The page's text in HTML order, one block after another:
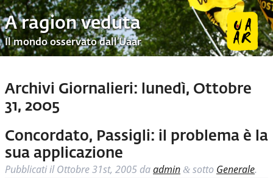
A ragion veduta
Il mondo osservato dall’Uaar
Archivi Giornalieri: lunedì, Ottobre
31, 2005
Concordato, Passigli: il problema è la
sua applicazione
Pubblicati ilOttobre 31st, 2005 daadmin & sotto Generale.